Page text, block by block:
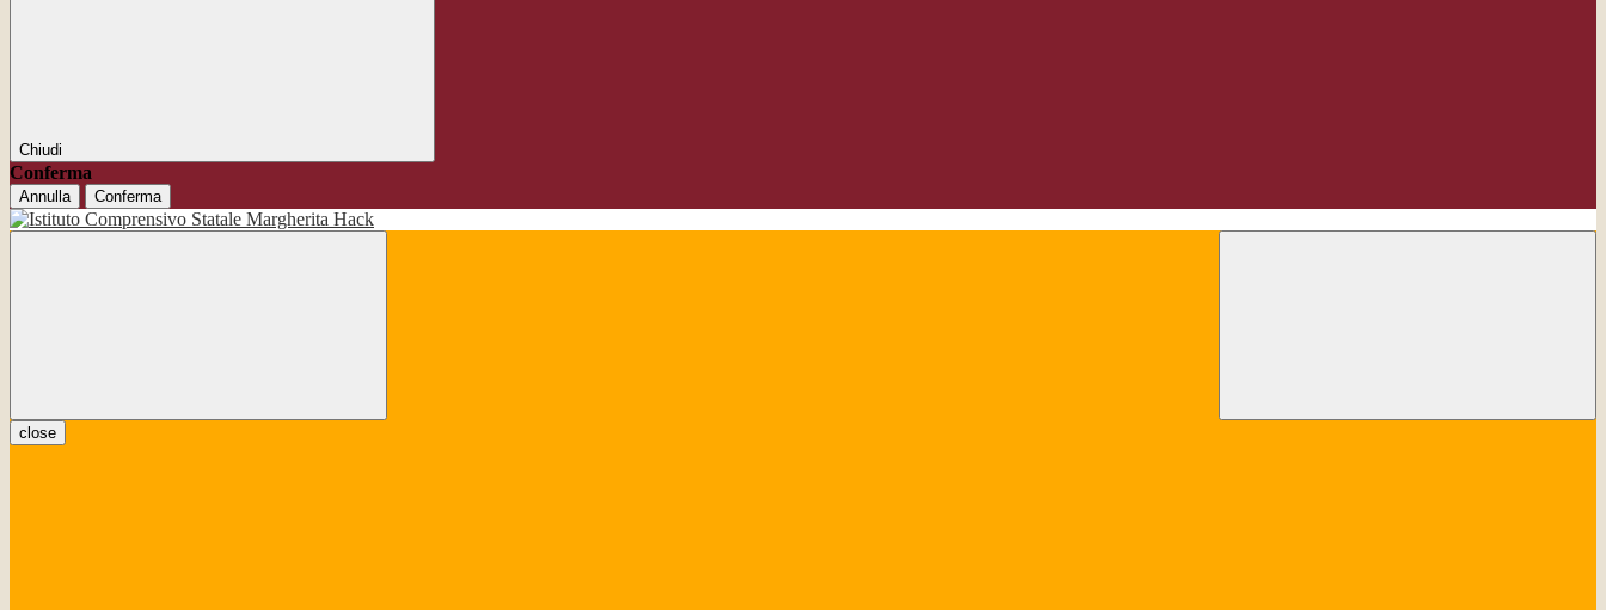
Chiudi
Conferma
Annulla Conferma
close